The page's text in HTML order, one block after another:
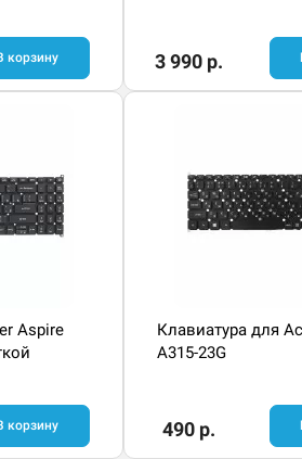
корзину 3 990 р.
Aspire
корзину
Клавиатура для
A315-23G
490 р.